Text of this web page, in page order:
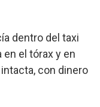
dentro del taxi
el tórax y en
con dinero